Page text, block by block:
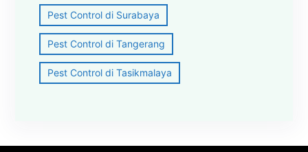
Pest Control di Surabaya
Pest Control di Tangerang
Pest Control di Tasikmalaya